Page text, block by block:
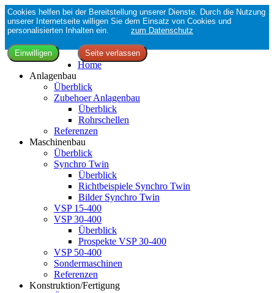
Cookies helfen bei der Bereitstellung unserer Dienste. Durch die Nutzung
unserer Internetseite willigen Sie dem Einsatz von Cookies und
personalisierten Inhalten ein. zum Datenschutz
Home
Anlagenbau
Überblick
Zubehoer Anlagenbau
Überblick
Rohrschellen
Referenzen
Maschinenbau
Überblick
Synchro Twin
Überblick
Richtbeispiele Synchro Twin
Bilder Synchro Twin
VSP 15-400
VSP 30-400
Überblick
Prospekte VSP 30-400
VSP 50-400
Sondermaschinen
Referenzen
Konstruktion/Fertigung